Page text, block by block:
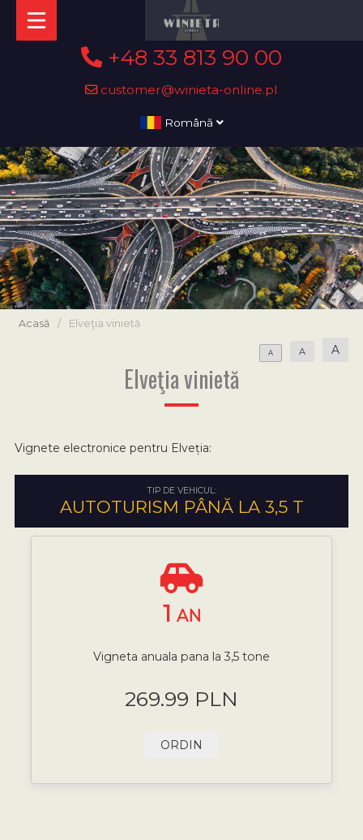
+48 33 813 90 00
customer@winieta-online.pl
Română
Acasă / Elveţia vinietă
A A A
Elveţia vinietă
Vignete electronice pentru Elveția:
TIP DE VEHICUL:
AUTOTURISM PÂNĂ LA 3,5 T
1 AN
Vigneta anuala pana la 3,5 tone
269.99 PLN
ORDIN